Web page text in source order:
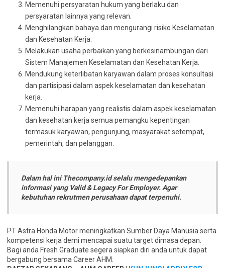
Memenuhi persyaratan hukum yang berlaku dan
persyaratan lainnya yang relevan.
Menghilangkan bahaya dan mengurangi risiko Keselamatan
dan Kesehatan Kerja.
Melakukan usaha perbaikan yang berkesinambungan dari
Sistem Manajemen Keselamatan dan Kesehatan Kerja.
Mendukung keterlibatan karyawan dalam proses konsultasi
dan partisipasi dalam aspek keselamatan dan kesehatan
kerja.
Memenuhi harapan yang realistis dalam aspek keselamatan
dan kesehatan kerja semua pemangku kepentingan
termasuk karyawan, pengunjung, masyarakat setempat,
pemerintah, dan pelanggan.
Dalam hal ini Thecompany.id selalu mengedepankan
informasi yang Valid & Legacy For Employer. Agar
kebutuhan rekrutmen perusahaan dapat terpenuhi.
PT Astra Honda Motor meningkatkan Sumber Daya Manusia serta
kompetensi kerja demi mencapai suatu target dimasa depan.
Bagi anda Fresh Graduate segera siapkan diri anda untuk dapat
bergabung bersama Career AHM.